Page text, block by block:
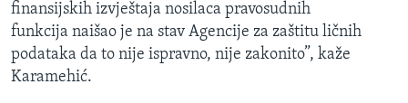
finansijskih izvještaja nosilaca pravosudnih
funkcija naišao je na stav Agencije za zaštitu ličnih
podataka da to nije ispravno, nije zakonito”, kaže
Karamehić.